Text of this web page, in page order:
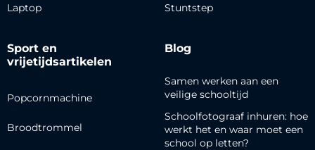
Laptop Stuntstep
Sport en
vrijetijdsartikelen
Popcornmachine
Broodtrommel
Blog
Samen werken aan een
veilige schooltijd
Schoolfotograaf inhuren: hoe
werkt het en waar moet een
school op letten?